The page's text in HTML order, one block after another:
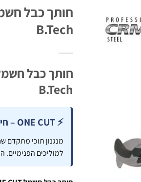
B.Tech
B.Tech
⚡ ONE CUT – חיתוך כבל חשמל נקי ומדויק בלחיצה אחת
מנגנון תוכי מתקדם
למוליכים